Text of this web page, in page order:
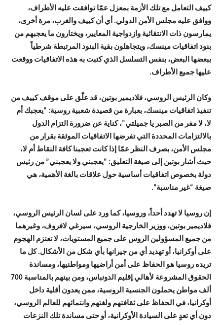
كييف التعامل مع تلك الأزمة بمعزل عمّا توافقت عليه الأطراف،
ووافق عليه مجلس الأمن الدولي. أي أن كييف والغرب، مرة أخرى،
يمارسون ذات الانتقائية وازدواجية المعايير، ويختارون ما يعجبهم من
بنود اتفاقيات مينسك، ويتجاهلون بقية البنود المرتبطة شرطياً
ببعضها البعض، بنفس التسلسل الذي كتبت به هذه الاتفاقيات ووقعت
عليها جميع الأطراف.
وكان الرئيس الروسي، فلاديمير بوتين، قد علّق على موقف كييف من
تنفيذ اتفاقيات مينسك، بعبارة من قصيدة شعبية روسية: “يعجبك أم
لا، لا مفر من الصبر يا جميلتي”، كناية عن ضرورة التزام الدول
بالالتزامات المحددة التي تفرضها الاتفاقيات الموثقة بقرار من
مجلس الأمن، بصرف النظر عمّا إذا كانت تعجبنا كافة النقاط أم لا،
حيث أشار بوتين إلى صيغة التعليق: “يعجبني ولا يعجبني” من رئيس
دولة بخصوص اتفاقيات أساسية حول علاقات بالغة الأهمية، هي
صيغة “غير مناسبة”.
إن روسيا لا تهدد أحداً، وروسيا، كما ورد على لسان الرئيس الروسي،
فلاديمير بوتين، ووزير الخارجية الروسي، سيرغي لافروف، وغيرهما
من جميع المسؤولين الروس على جميع المستويات، لا تعتزم الهجوم
على أوكرانيا، أو تهديد أي من جيرانها بأي شكل من الأشكال. كل ما
تريده روسيا هو الحفاظ على أمن أراضيها ومواطنيها، ومساندة
الحقوق المشروعة لأهالي إقليم الدونباس، ومن بينهم بالمناسبة 700
ألف مواطن يحملون الجنسية الروسية، ممن يعدون أقلية داخل
أوكرانيا، في الحفاظ على ثقافتهم ولغتهم وانتمائهم للعالم الروسي،
دون أي تعدٍ على السيادة الأوكرانية، أو حتى مساندة تلك النزعات